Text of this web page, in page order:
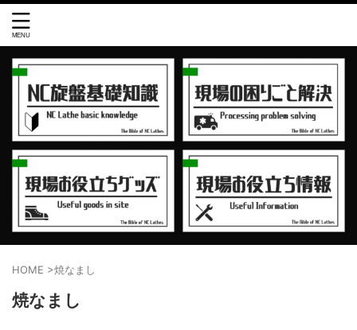
HOME >焼なまし
焼なまし